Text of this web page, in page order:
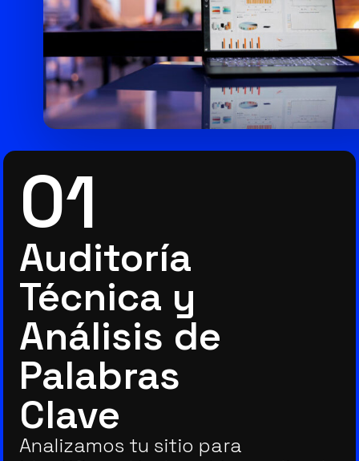
01
Auditoría
Técnica y
Análisis de
Palabras
Clave
Analizamos tu sitio para